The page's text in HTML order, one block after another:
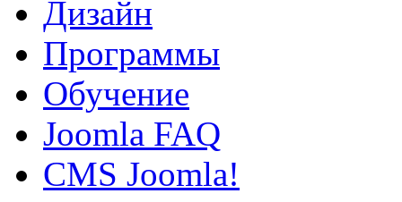
Дизайн
Программы
Обучение
Joomla FAQ
CMS Joomla!